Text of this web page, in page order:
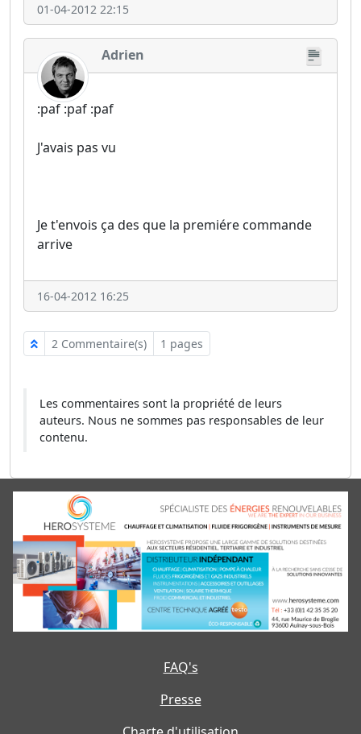
01-04-2012 22:15
Adrien
:paf :paf :paf
J'avais pas vu
Je t'envois ça des que la premiére commande
arrive
16-04-2012 16:25
2 Commentaire(s) 1 pages
Les commentaires sont la propriété de leurs
auteurs. Nous ne sommes pas responsables de leur
contenu.
FAQ's
Presse